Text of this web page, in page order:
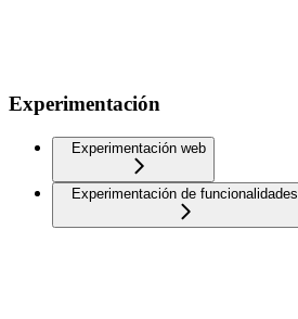
Experimentación
Experimentación web
Experimentación de funcionalidades